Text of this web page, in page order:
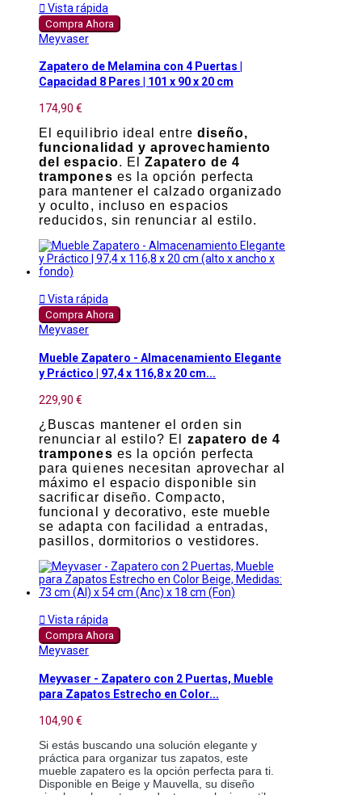
 Vista rápida
Compra Ahora
Meyvaser
Zapatero de Melamina con 4 Puertas |
Capacidad 8 Pares | 101 x 90 x 20 cm
174,90 €
El equilibrio ideal entre diseño,
funcionalidad y aprovechamiento
del espacio. ElZapatero de 4
trampones es la opción perfecta
para mantener el calzado organizado
y oculto, incluso en espacios
reducidos, sin renunciar al estilo.
 Vista rápida
Compra Ahora
Meyvaser
Mueble Zapatero - Almacenamiento Elegante
y Práctico | 97,4 x 116,8 x 20 cm...
229,90 €
¿Buscas mantener el orden sin
renunciar al estilo? El zapatero de 4
trampones es la opción perfecta
para quienes necesitan aprovechar al
máximo el espacio disponible sin
sacrificar diseño. Compacto,
funcional y decorativo, este mueble
se adapta con facilidad a entradas,
pasillos, dormitorios o vestidores.
 Vista rápida
Compra Ahora
Meyvaser
Meyvaser - Zapatero con 2 Puertas, Mueble
para Zapatos Estrecho en Color...
104,90 €
Si estás buscando una solución elegante y
práctica para organizar tus zapatos, este
mueble zapatero es la opción perfecta para ti.
Disponible en Beige y Mauvella, su diseño